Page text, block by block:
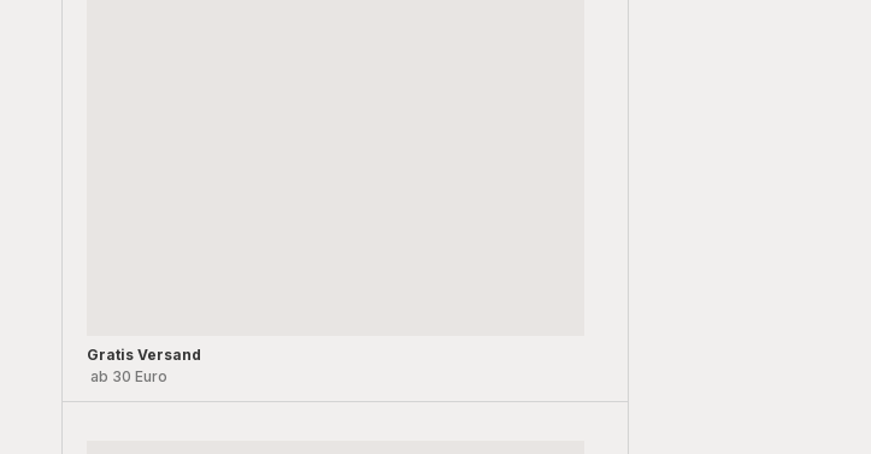
Gratis Versand
ab 30 Euro